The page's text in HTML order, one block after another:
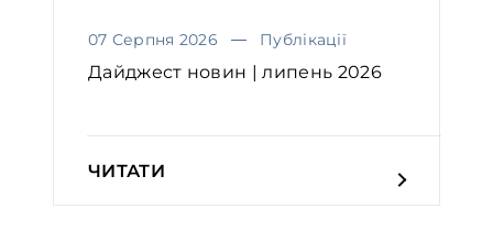
07 Серпня 2026 Публікації
Дайджест новин | липень 2026
ЧИТАТИ